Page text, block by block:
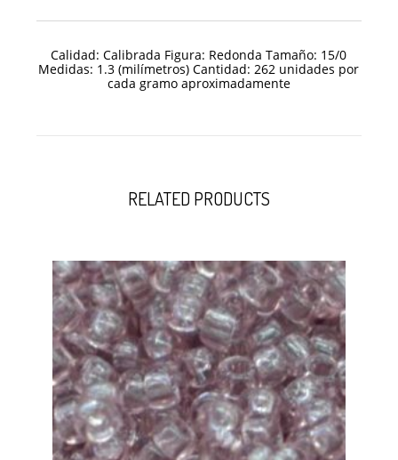
Calidad: Calibrada Figura: Redonda Tamaño: 15/0
Medidas: 1.3 (milímetros) Cantidad: 262 unidades por
cada gramo aproximadamente
RELATED PRODUCTS